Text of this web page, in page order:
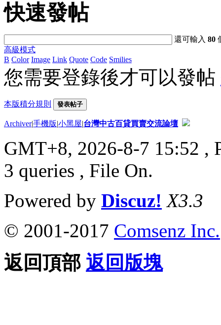
快速發帖
還可輸入80
高級模式
B Color Image Link Quote Code Smilies
您需要登錄後才可以發帖
本版積分規則 發表帖子
Archiver|手機版|小黑屋|台灣中古百貸買賣交流論壇
GMT+8, 2026-8-7 15:52 ,
3 queries , File On.
Powered by Discuz! X3.3
© 2001-2017 Comsenz Inc.
返回頂部 返回版塊